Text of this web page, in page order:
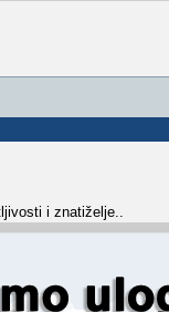
i znatiželje..